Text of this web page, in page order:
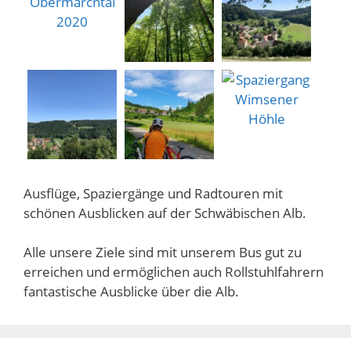
Ausflüge, Spaziergänge und Radtouren mit
schönen Ausblicken auf der Schwäbischen Alb.
Alle unsere Ziele sind mit unserem Bus gut zu
erreichen und ermöglichen auch Rollstuhlfahrern
fantastische Ausblicke über die Alb.